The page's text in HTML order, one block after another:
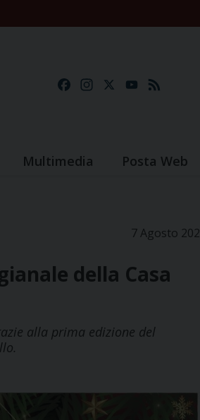
FacebookInstagramYouTube
Multimedia Posta Web
7 Agosto
della Casa
alla prima edizione del